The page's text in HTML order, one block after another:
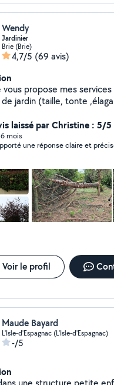
Wendy
Jardinier
Brie (Brie)
4,7/5 (69 avis)
jardin (taille, tonte
bricolage -petite peinture
à me contacter
laissé par Christine : 5/5
mois
une réponse claire et
Voir le profil
Maude Bayard
L'Isle-d'Espagnac (L'Isle-d'Espagnac)
-/5